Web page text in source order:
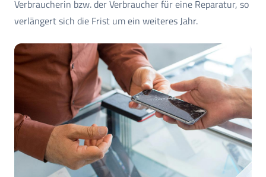
Verbraucherin bzw. der Verbraucher für eine Reparatur, so
verlängert sich die Frist um ein weiteres Jahr.